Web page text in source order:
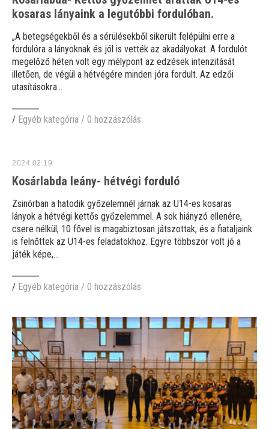
kosaras lányaink a legutóbbi fordulóban.
„A betegségekből és a sérülésekből sikerült felépülni erre a
fordulóra a lányoknak és jól is vették az akadályokat. A fordulót
megelőző héten volt egy mélypont az edzések intenzitását
illetően, de végül a hétvégére minden jóra fordult. Az edzői
utasításokra...
/ Egyéb kategória / 0 hozzászólás
2024.02.19.
Kosárlabda leány- hétvégi forduló
Zsinórban a hatodik győzelemnél járnak az U14-es kosaras
lányok a hétvégi kettős győzelemmel. A sok hiányzó ellenére,
csere nélkül, 10 fővel is magabiztosan játszottak, és a fiataljaink
is felnőttek az U14-es feladatokhoz. Egyre többször volt jó a
játék képe,...
/ Egyéb kategória / 0 hozzászólás